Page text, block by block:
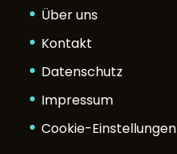
Über uns
Kontakt
Datenschutz
Impressum
Cookie-Einstellungen